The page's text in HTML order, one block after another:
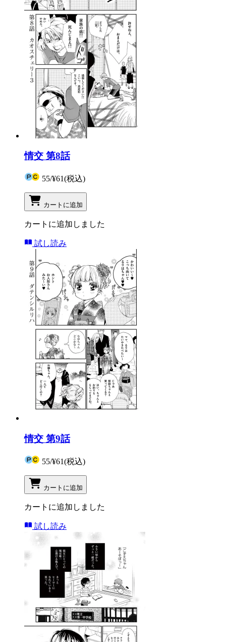
情交 第8話
55/¥61(税込)
カートに追加
カートに追加しました
試し読み
情交 第9話
55/¥61(税込)
カートに追加
カートに追加しました
試し読み